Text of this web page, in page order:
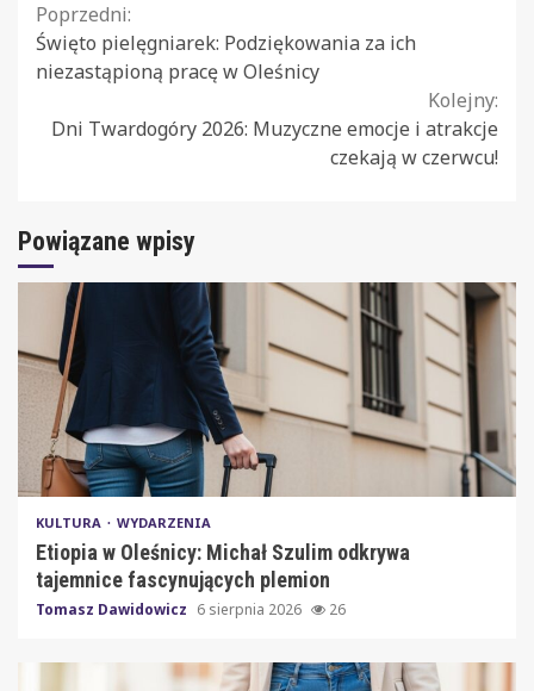
Continue
Reading
Poprzedni:
Święto pielęgniarek: Podziękowania za ich
niezastąpioną pracę w Oleśnicy
Kolejny:
Dni Twardogóry 2026: Muzyczne emocje i atrakcje
czekają w czerwcu!
Powiązane wpisy
KULTURA WYDARZENIA
Etiopia w Oleśnicy: Michał Szulim odkrywa
tajemnice fascynujących plemion
Tomasz Dawidowicz 6 sierpnia 2026 26